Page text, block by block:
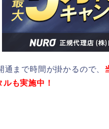
通まで時間が掛かるので、
も実施中！